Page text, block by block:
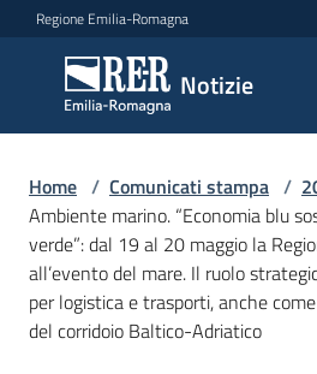
Vai al contenuto
Vai alla navigazione
Vai al footer
Regione Emilia-Romagna
Notizie
Notizie
Comunicati
stampa
Menu selezionato
Cerca
un
comunicato
Home / Comunicati stampa /
Ambiente marino. “Economia blu
verde”: dal 19 al 20 maggio la
all’evento del mare. Il ruolo
per logistica e trasporti, anche
del corridoio Baltico-Adriatico